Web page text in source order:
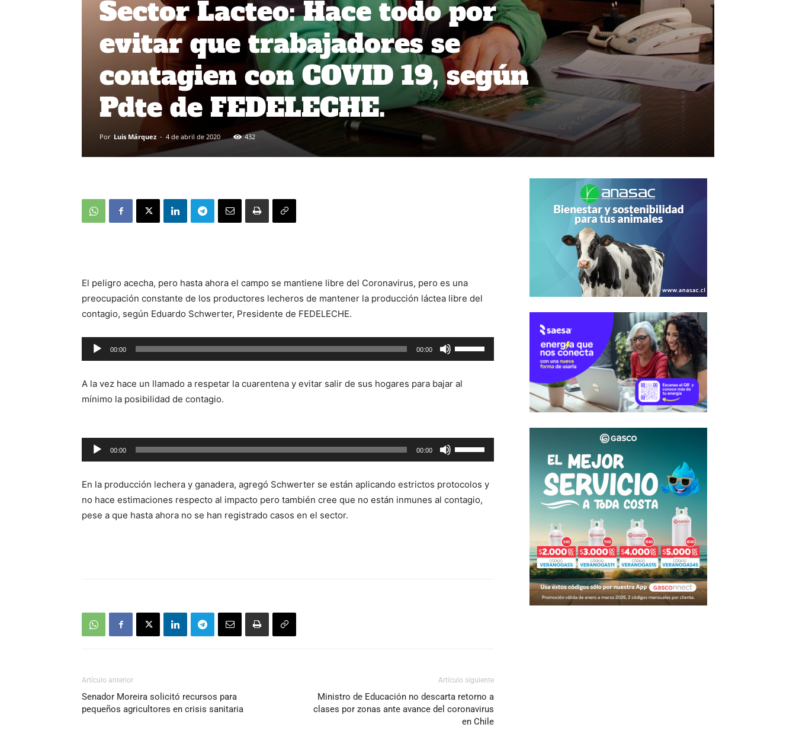
Sector Lacteo: Hace todo por
evitar que trabajadores se
contagien con COVID 19, según
Pdte de FEDELECHE.
Por Luis Márquez - 4 de abril de 2020 432
El peligro acecha, pero hasta ahora el campo se mantiene libre del Coronavirus, pero es una
preocupación constante de los productores lecheros de mantener la producción láctea libre del
contagio, según Eduardo Schwerter, Presidente de FEDELECHE.
Reproductor
audio
00:00 00:00
las
de
para
aumentar
disminuir
el
A la vez hace un llamado a respetar la cuarentena y evitar salir de sus hogares para bajar al
mínimo la posibilidad de contagio.
Reproductor
de
00:00 00:00
las
de
flecha
En la producción lechera y ganadera, agregó Schwerter se están aplicando estrictos protocolos y
no hace estimaciones respecto al impacto pero también cree que no están inmunes al contagio,
pese a que hasta ahora no se han registrado casos en el sector.
Artículo anterior
Senador Moreira solicitó recursos para
pequeños agricultores en crisis sanitaria
Artículo siguiente
Ministro de Educación no descarta retorno a
clases por zonas ante avance del coronavirus
en Chile